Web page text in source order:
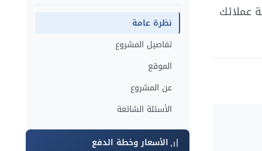
عملائك
نظرة عامة
تفاصيل المشروع
الموقع
عن المشروع
الأسئلة الشائعة
الأسعار وخطة الدفع